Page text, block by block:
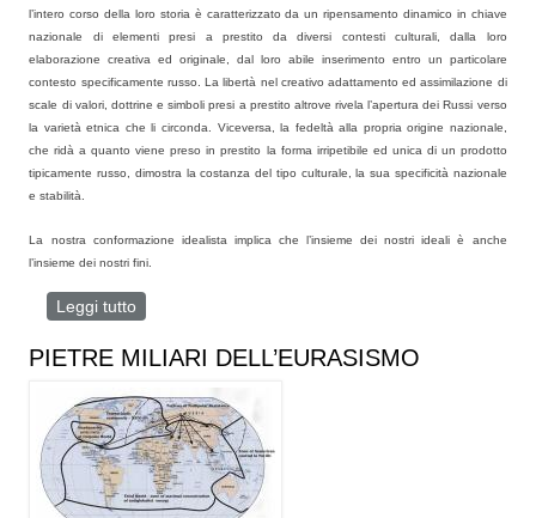
l’intero corso della loro storia è caratterizzato da un ripensamento dinamico in chiave
nazionale di elementi presi a prestito da diversi contesti culturali, dalla loro
elaborazione creativa ed originale, dal loro abile inserimento entro un particolare
contesto specificamente russo. La libertà nel creativo adattamento ed assimilazione di
scale di valori, dottrine e simboli presi a prestito altrove rivela l’apertura dei Russi verso
la varietà etnica che li circonda. Viceversa, la fedeltà alla propria origine nazionale,
che ridà a quanto viene preso in prestito la forma irripetibile ed unica di un prodotto
tipicamente russo, dimostra la costanza del tipo culturale, la sua specificità nazionale
e stabilità.
La nostra conformazione idealista implica che l’insieme dei nostri ideali è anche
l’insieme dei nostri fini.
Leggi tutto
PIETRE MILIARI DELL’EURASISMO